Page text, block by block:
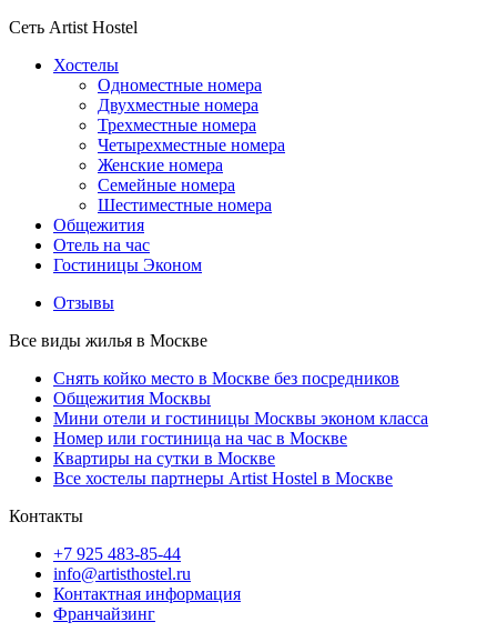
Сеть Artist Hostel
Хостелы
Одноместные номера
Двухместные номера
Трехместные номера
Четырехместные номера
Женские номера
Семейные номера
Шестиместные номера
Общежития
Отель на час
Гостиницы Эконом
Отзывы
Все виды жилья в Москве
Снять койко место в Москве без посредников
Общежития Москвы
Мини отели и гостиницы Москвы эконом класса
Номер или гостиница на час в Москве
Квартиры на сутки в Москве
Все хостелы партнеры Artist Hostel в Москве
Контакты
+7 925 483-85-44
info@artisthostel.ru
Контактная информация
Франчайзинг